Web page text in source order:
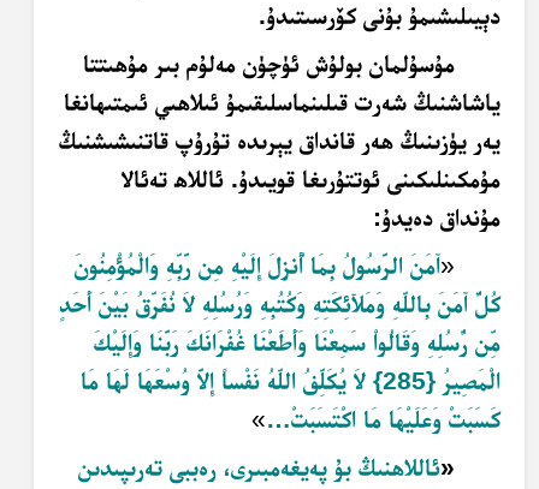
دېيىلىشىمۇ بۇنى كۆرسىتىدۇ.
مۇسۇلمان بولۇش ئۈچۈن مەلۇم بىر مۇھىتتا
ياشاشنىڭ شەرت قىلىنماسلىقىمۇ ئىلاھىي ئىمتىھانغا
يەر يۈزىنىڭ ھەر قانداق يېرىدە تۇرۇپ قاتنىشىشنىڭ
مۇمكىنلىكىنى ئوتتۇرىغا قويىدۇ. ئاللاھ تەئالا
مۇنداق دەيدۇ:
«آمَنَ الرَّسُولُ بِمَا أُنزِلَ إِلَيْهِ مِن رَّبِّهِ وَالْمُؤْمِنُونَ
كُلٌّ آمَنَ بِاللّهِ وَمَلآئِكَتِهِ وَكُتُبِهِ وَرُسُلِهِ لاَ نُفَرِّقُ بَيْنَ أَحَدٍ
مِّن رُّسُلِهِ وَقَالُواْ سَمِعْنَا وَأَطَعْنَا غُفْرَانَكَ رَبَّنَا وَإِلَيْكَ
الْمَصِيرُ {285} لاَ يُكَلِّفُ اللّهُ نَفْساً إِلاَّ وُسْعَهَا لَهَا مَا
كَسَبَتْ وَعَلَيْهَا مَا اكْتَسَبَتْ…
»
«ئاللاھنىڭ بۇ پەيغەمبىرى، رەببى تەرىپىدىن